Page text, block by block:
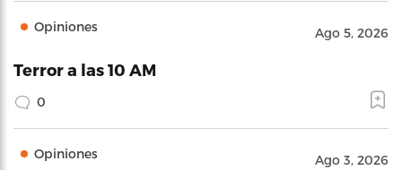
Opiniones Ago 5, 2026
Terror a las 10 AM
0
Opiniones Ago 3, 2026